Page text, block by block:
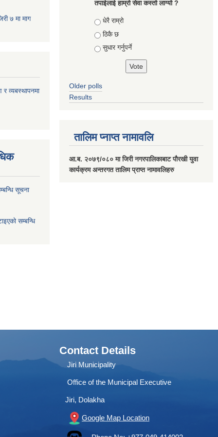
७ मा माग
र व्यबस्थापनमा
सूचना
सम्बन्धि
तपाईलाई हाम्रो सेवा कस्तो लाग्यो ?
Choices
धेरै राम्रो
ठिकै छ
सुधार गर्नुपर्ने
Older polls
Results
तालिम प्नाप्त नामावलि
आ.ब. २०७९/०८० मा जिरी नगरपालिकाबाट पौरखी युवा
कार्यक्रम अन्तरगत तालिम प्राप्त नामावलिहरु
Contact Details
Jiri Municipality
Office of the Municipal Executive
Jiri, Dolakha
Google Map Location